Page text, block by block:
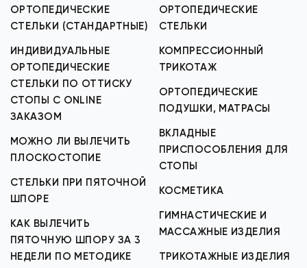
ОРТОПЕДИЧЕСКИЕ
СТЕЛЬКИ (СТАНДАРТНЫЕ)
ИНДИВИДУАЛЬНЫЕ
ОРТОПЕДИЧЕСКИЕ
СТЕЛЬКИ ПО ОТТИСКУ
СТОПЫ С ONLINE
ЗАКАЗОМ
МОЖНО ЛИ ВЫЛЕЧИТЬ
ПЛОСКОСТОПИЕ
СТЕЛЬКИ ПРИ ПЯТОЧНОЙ
ШПОРЕ
КАК ВЫЛЕЧИТЬ
ПЯТОЧНУЮ ШПОРУ ЗА 3
НЕДЕЛИ ПО МЕТОДИКЕ
ОРТОПЕДИЧЕСКИЕ
СТЕЛЬКИ
КОМПРЕССИОННЫЙ
ТРИКОТАЖ
ОРТОПЕДИЧЕСКИЕ
ПОДУШКИ, МАТРАСЫ
ВКЛАДНЫЕ
ПРИСПОСОБЛЕНИЯ ДЛЯ
СТОПЫ
КОСМЕТИКА
ГИМНАСТИЧЕСКИЕ И
МАССАЖНЫЕ ИЗДЕЛИЯ
ТРИКОТАЖНЫЕ ИЗДЕЛИЯ